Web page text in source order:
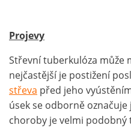
Projevy
Střevní tuberkulóza může
nejčastější je postižení
střeva před jeho
úsek se odborně
choroby je velmi podobný